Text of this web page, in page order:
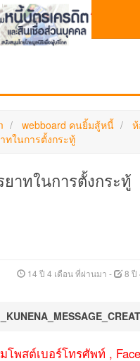
webboard คนยิ้มสู้หนี้
ทในการตั้งกระทู้
ยาทในการตั้งกระทู้
14 ปี 4 เดือน ที่ผ่านมา - 8 ปี
โพสต์เบอร์โทรศัพท์ ,